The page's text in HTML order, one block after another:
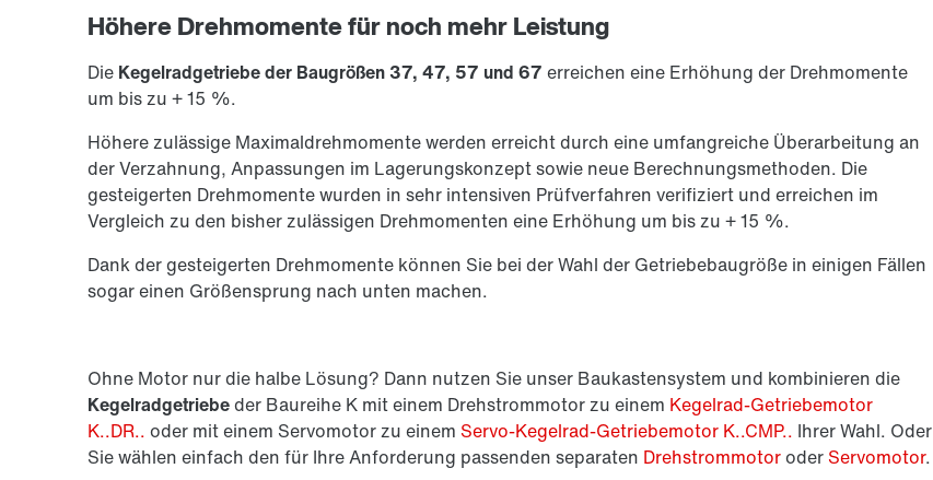
Höhere Drehmomente für noch mehr Leistung
Die Kegelradgetriebe der Baugrößen 37, 47, 57 und 67 erreichen eine Erhöhung der Drehmomente
um bis zu + 15 %.
Höhere zulässige Maximaldrehmomente werden erreicht durch eine umfangreiche Überarbeitung an
der Verzahnung, Anpassungen im Lagerungskonzept sowie neue Berechnungsmethoden. Die
gesteigerten Drehmomente wurden in sehr intensiven Prüfverfahren verifiziert und erreichen im
Vergleich zu den bisher zulässigen Drehmomenten eine Erhöhung um bis zu + 15 %.
Dank der gesteigerten Drehmomente können Sie bei der Wahl der Getriebebaugröße in einigen Fällen
sogar einen Größensprung nach unten machen.
Ohne Motor nur die halbe Lösung? Dann nutzen Sie unser Baukastensystem und kombinieren die
Kegelradgetriebeder Baureihe K mit einem Drehstrommotor zu einem Kegelrad-Getriebemotor
K..DR.. oder mit einem Servomotor zu einem Servo-Kegelrad-Getriebemotor K..CMP.. Ihrer Wahl. Oder
Sie wählen einfach den für Ihre Anforderung passenden separaten Drehstrommotoroder Servomotor.